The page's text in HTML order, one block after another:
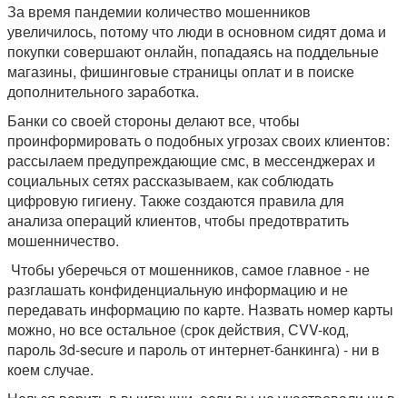
За время пандемии количество мошенников
увеличилось, потому что люди в основном сидят дома и
покупки совершают онлайн, попадаясь на поддельные
магазины, фишинговые страницы оплат и в поиске
дополнительного заработка.
Банки со своей стороны делают все, чтобы
проинформировать о подобных угрозах своих клиентов:
рассылаем предупреждающие смс, в мессенджерах и
социальных сетях рассказываем, как соблюдать
цифровую гигиену. Также создаются правила для
анализа операций клиентов, чтобы предотвратить
мошенничество.
Чтобы уберечься от мошенников, самое главное - не
разглашать конфиденциальную информацию и не
передавать информацию по карте. Назвать номер карты
можно, но все остальное (срок действия, СVV-код,
пароль 3d-secure и пароль от интернет-банкинга) - ни в
коем случае.